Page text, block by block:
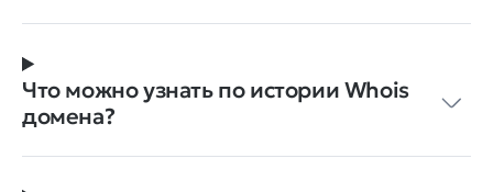
Что можно узнать по истории Whois
домена?